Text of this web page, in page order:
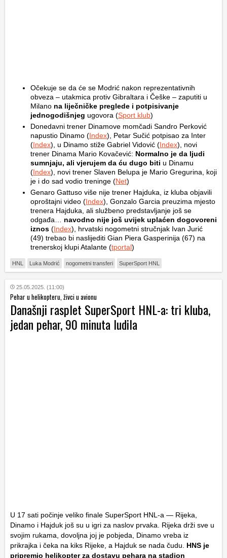
Očekuje se da će se Modrić nakon reprezentativnih
obveza – utakmica protiv Gibraltara i Češke – zaputiti u
Milano na liječničke preglede i potpisivanje
jednogodišnjeg ugovora (Sport klub)
Donedavni trener Dinamove momčadi Sandro Perković
napustio Dinamo (Index), Petar Sučić potpisao za Inter
(Index), u Dinamo stiže Gabriel Vidović (Index), novi
trener Dinama Mario Kovačević: Normalno je da ljudi
sumnjaju, ali vjerujem da ću dugo biti u Dinamu
(Index), novi trener Slaven Belupa je Mario Gregurina, koji
je i do sad vodio treninge (Net)
Genaro Gattuso više nije trener Hajduka, iz kluba objavili
oproštajni video (Index), Gonzalo Garcia preuzima mjesto
trenera Hajduka, ali službeno predstavljanje još se
odgađa…
navodno nije još uvijek uplaćen dogovoreni
iznos (Index), hrvatski nogometni stručnjak Ivan Jurić
(49) trebao bi naslijediti Gian Piera Gasperinija (67) na
trenerskoj klupi Atalante (tportal)
HNL Luka Modrić nogometni transferi SuperSport HNL
25.05.2025. (11:00)
Pehar u helikopteru, živci u avionu
Današnji rasplet SuperSport HNL-a: tri kluba,
jedan pehar, 90 minuta ludila
U 17 sati počinje veliko finale SuperSport HNL-a — Rijeka,
Dinamo i Hajduk još su u igri za naslov prvaka. Rijeka drži sve u
svojim rukama, dovoljna joj je pobjeda, Dinamo vreba iz
prikrajka i čeka na kiks Rijeke, a Hajduk se nada čudu.
HNS je
pripremio helikopter za dostavu pehara na stadion